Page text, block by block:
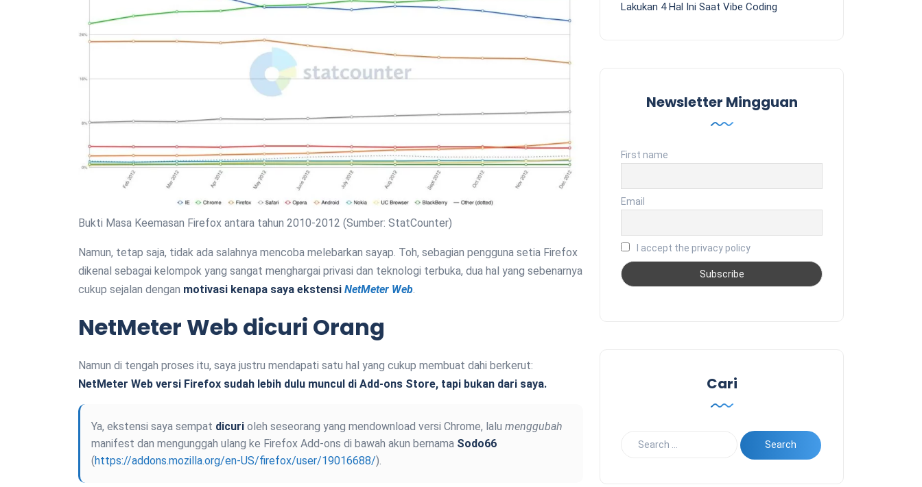
Bukti Masa Keemasan Firefox antara tahun 2010-2012 (Sumber: StatCounter)
Namun, tetap saja, tidak ada salahnya mencoba melebarkan sayap. Toh, sebagian pengguna setia Firefox
dikenal sebagai kelompok yang sangat menghargai privasi dan teknologi terbuka, dua hal yang sebenarnya
cukup sejalan dengan motivasi kenapa saya ekstensi NetMeter Web.
NetMeter Web dicuri Orang
Namun di tengah proses itu, saya justru mendapati satu hal yang cukup membuat dahi berkerut:
NetMeter Web versi Firefox sudah lebih dulu muncul di Add-ons Store, tapi bukan dari saya.
Ya, ekstensi saya sempat dicuri oleh seseorang yang mendownload versi Chrome, lalu menggubah
manifest dan mengunggah ulang ke Firefox Add-ons di bawah akun bernama Sodo66
(https://addons.mozilla.org/en-US/firefox/user/19016688/).
Lakukan 4 Hal Ini Saat Vibe Coding
Newsletter Mingguan
First name
Email
I accept the privacy policy
Cari